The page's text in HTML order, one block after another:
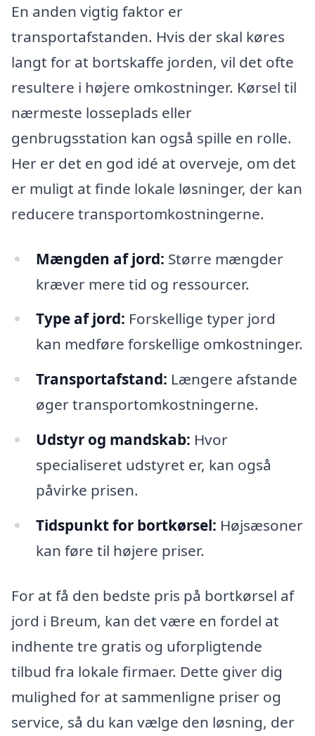
En anden vigtig faktor er
transportafstanden. Hvis der skal køres
langt for at bortskaffe jorden, vil det ofte
resultere i højere omkostninger. Kørsel til
nærmeste losseplads eller
genbrugsstation kan også spille en rolle.
Her er det en god idé at overveje, om det
er muligt at finde lokale løsninger, der kan
reducere transportomkostningerne.
Mængden af jord: Større mængder
kræver mere tid og ressourcer.
Type af jord: Forskellige typer jord
kan medføre forskellige omkostninger.
Transportafstand: Længere afstande
øger transportomkostningerne.
Udstyr og mandskab: Hvor
specialiseret udstyret er, kan også
påvirke prisen.
Tidspunkt for bortkørsel: Højsæsoner
kan føre til højere priser.
For at få den bedste pris på bortkørsel af
jord i Breum, kan det være en fordel at
indhente tre gratis og uforpligtende
tilbud fra lokale firmaer. Dette giver dig
mulighed for at sammenligne priser og
service, så du kan vælge den løsning, der